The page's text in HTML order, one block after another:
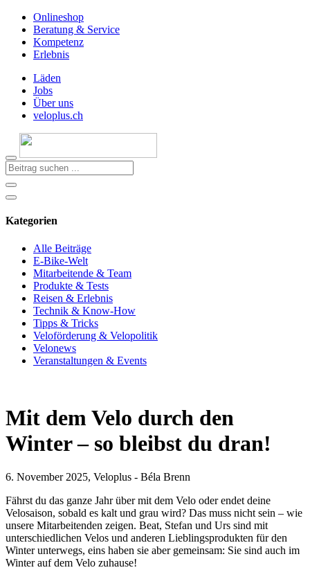
Onlineshop
Beratung & Service
Kompetenz
Erlebnis
Läden
Jobs
Über uns
veloplus.ch
Kategorien
Alle Beiträge
E-Bike-Welt
Mitarbeitende & Team
Produkte & Tests
Reisen & Erlebnis
Technik & Know-How
Tipps & Tricks
Veloförderung & Velopolitik
Velonews
Veranstaltungen & Events
Mit dem Velo durch den
Winter – so bleibst du dran!
6. November 2025, Veloplus - Béla Brenn
Fährst du das ganze Jahr über mit dem Velo oder endet deine
Velosaison, ­sobald es kalt und grau wird? Das muss nicht sein – wie
unsere Mitarbeitenden zeigen. Beat, Stefan und Urs sind mit
unterschiedlichen Velos und anderen Lieblingsprodukten für den
Winter unterwegs, eins haben sie aber gemeinsam: Sie sind auch im
Winter auf dem Velo zuhause!